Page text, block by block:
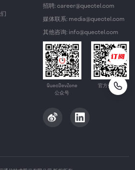
招聘: career@quectel.com
媒体联系: media@quectel.com
其他咨询: info@quectel.com
QuecDevZone
公众号
官方公众号